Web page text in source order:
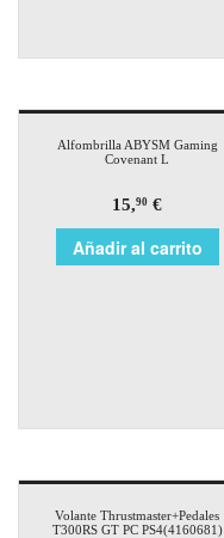
Alfombrilla ABYSM Gaming
Covenant L
15,90 €
Añadir al carrito
Volante Thrustmaster+Pedales
T300RS GT PC PS4(4160681)